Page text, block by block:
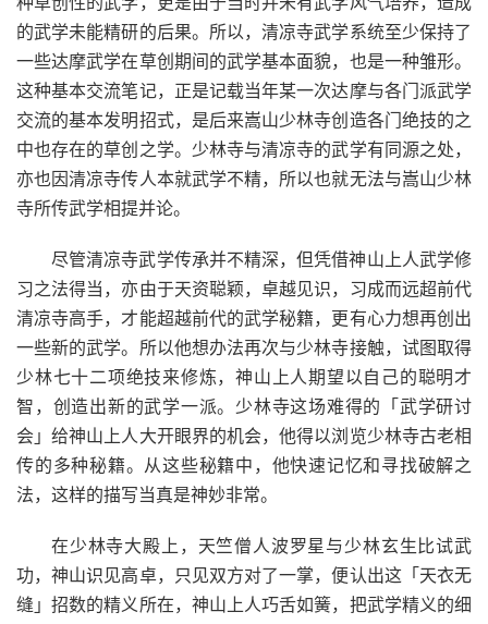
的武学未能精研的后果。所以，清凉寺武学系统至少保持了
一些达摩武学在草创期间的武学基本面貌，也是一种雏形。
这种基本交流笔记，正是记载当年某一次达摩与各门派武学
交流的基本发明招式，是后来嵩山少林寺创造各门绝技的之
中也存在的草创之学。少林寺与清凉寺的武学有同源之处，
亦也因清凉寺传人本就武学不精，所以也就无法与嵩山少林
寺所传武学相提并论。
尽管清凉寺武学传承并不精深，但凭借神山上人武学修
习之法得当，亦由于天资聪颖，卓越见识，习成而远超前代
清凉寺高手，才能超越前代的武学秘籍，更有心力想再创出
一些新的武学。所以他想办法再次与少林寺接触，试图取得
少林七十二项绝技来修炼，神山上人期望以自己的聪明才
智，创造出新的武学一派。少林寺这场难得的「武学研讨
会」给神山上人大开眼界的机会，他得以浏览少林寺古老相
传的多种秘籍。从这些秘籍中，他快速记忆和寻找破解之
法，这样的描写当真是神妙非常。
在少林寺大殿上，天竺僧人波罗星与少林玄生比试武
功，神山识见高卓，只见双方对了一掌，便认出这「天衣无
缝」招数的精义所在，神山上人巧舌如簧，把武学精义的细